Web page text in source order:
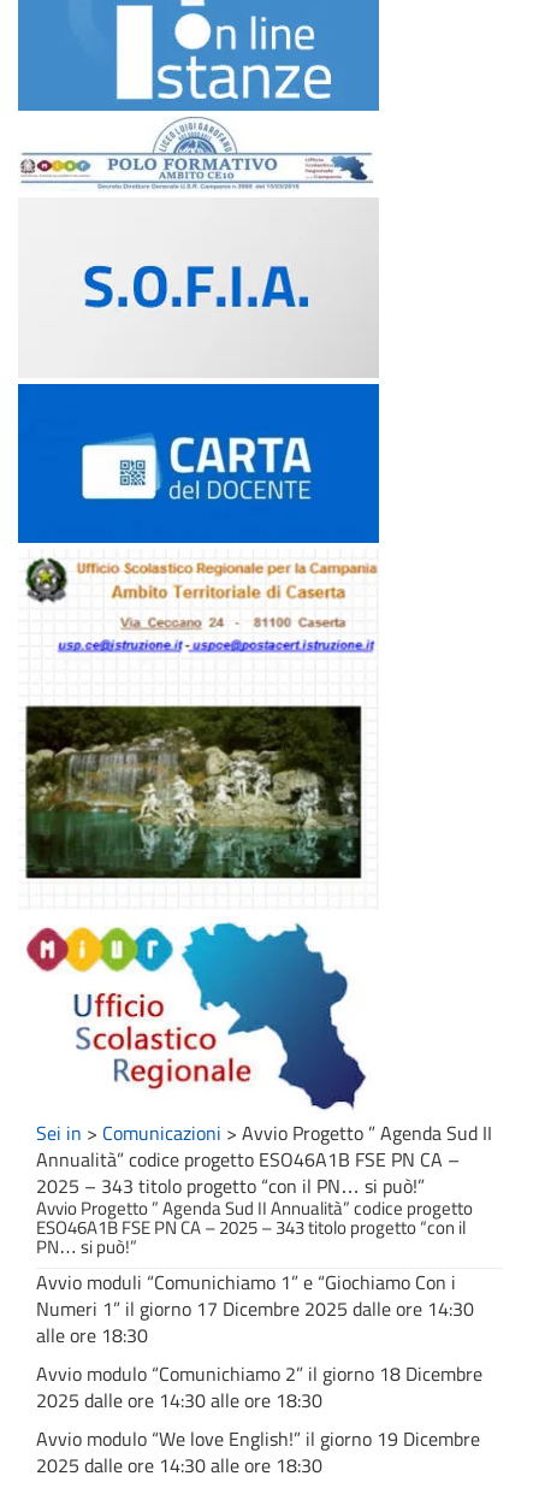
Sei in > Comunicazioni > Avvio Progetto ” Agenda Sud II
Annualità” codice progetto ESO46A1B FSE PN CA –
2025 – 343 titolo progetto “con il PN… si può!”
Avvio Progetto ” Agenda Sud II Annualità” codice progetto
ESO46A1B FSE PN CA – 2025 – 343 titolo progetto “con il
PN… si può!”
Avvio moduli “Comunichiamo 1” e “Giochiamo Con i
Numeri 1” il giorno 17 Dicembre 2025 dalle ore 14:30
alle ore 18:30
Avvio modulo “Comunichiamo 2” il giorno 18 Dicembre
2025 dalle ore 14:30 alle ore 18:30
Avvio modulo “We love English!” il giorno 19 Dicembre
2025 dalle ore 14:30 alle ore 18:30